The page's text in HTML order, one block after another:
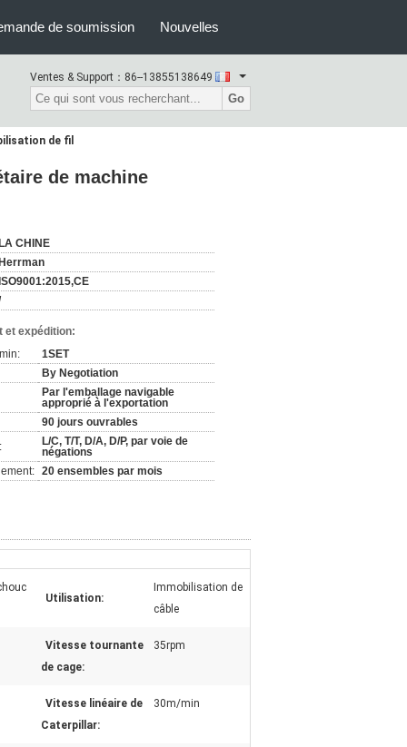
de soumission Nouvelles
Ventes & Support： 86--13855138649
Go
de fil
de machine
CHINE
et expédition:
1SET
By Negotiation
Par l'emballage navigable
approprié à l'exportation
90 jours ouvrables
L/C, T/T, D/A, D/P, par voie de
négations
20 ensembles par mois
Utilisation:
Immobilisation de
câble
Vitesse tournante
de cage:
35rpm
Vitesse linéaire de
Caterpillar:
30m/min